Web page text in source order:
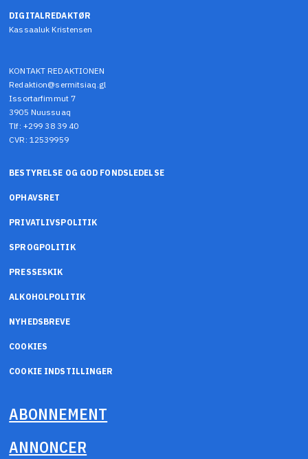
DIGITALREDAKTØR
Kassaaluk Kristensen
KONTAKT REDAKTIONEN
Redaktion@sermitsiaq.gl
Issortarfimmut 7
3905 Nuussuaq
Tlf: +299 38 39 40
CVR: 12539959
BESTYRELSE OG GOD FONDSLEDELSE
OPHAVSRET
PRIVATLIVSPOLITIK
SPROGPOLITIK
PRESSESKIK
ALKOHOLPOLITIK
NYHEDSBREVE
COOKIES
COOKIE INDSTILLINGER
ABONNEMENT
ANNONCER